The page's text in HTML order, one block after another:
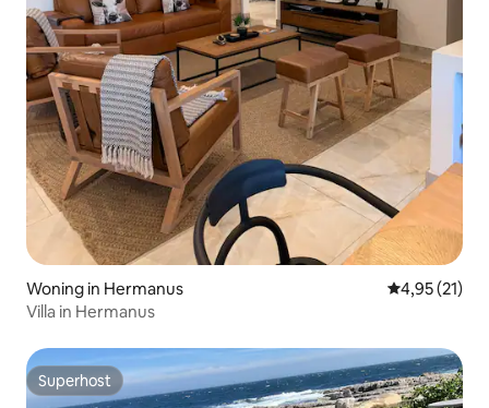
Woning in Hermanus Gemiddelde
4,95 (21)
Villa in Hermanus
Superhost
Superhost